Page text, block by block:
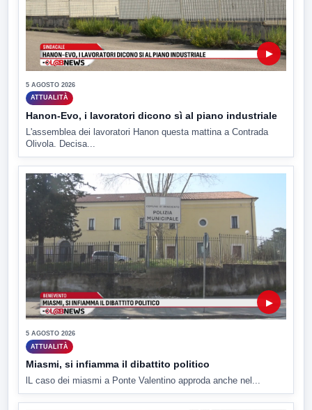
▶
5 AGOSTO 2026
ATTUALITÀ
Hanon-Evo, i lavoratori dicono sì al piano industriale
L'assemblea dei lavoratori Hanon questa mattina a Contrada
Olivola. Decisa...
▶
5 AGOSTO 2026
ATTUALITÀ
Miasmi, si infiamma il dibattito politico
lL caso dei miasmi a Ponte Valentino approda anche nel...